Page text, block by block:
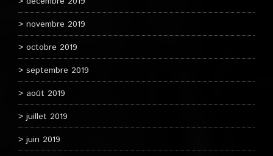
novembre 2019
octobre 2019
septembre 2019
août 2019
juillet 2019
juin 2019